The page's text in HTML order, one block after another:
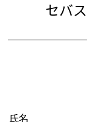
セバ
氏名